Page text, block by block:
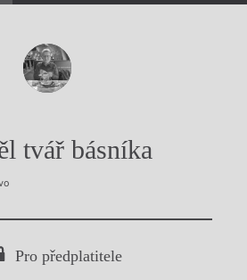
tvář básníka
Pro předplatitele